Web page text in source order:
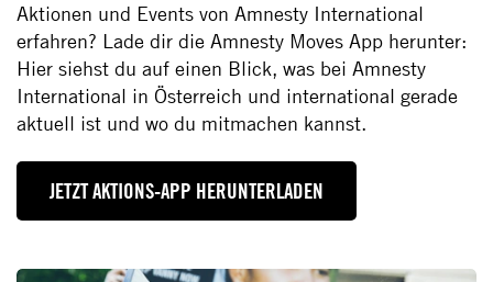
Aktionen und Events von Amnesty International
erfahren? Lade dir die Amnesty Moves App herunter:
Hier siehst du auf einen Blick, was bei Amnesty
International in Österreich und international gerade
aktuell ist und wo du mitmachen kannst.
JETZT AKTIONS-APP HERUNTERLADEN